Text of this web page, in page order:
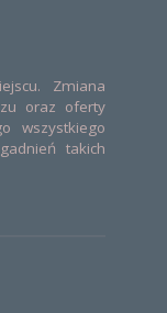
Zmiana
oraz oferty
wszystkiego
takich